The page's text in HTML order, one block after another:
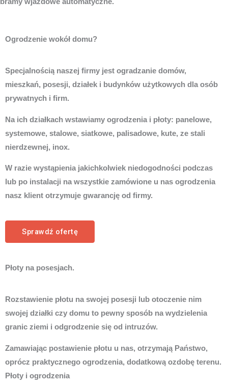
Ogrodzenie wokół domu?
Specjalnością naszej firmy jest ogradzanie domów,
mieszkań, posesji, działek i budynków użytkowych dla osób
prywatnych i firm.
Na ich działkach wstawiamy ogrodzenia i płoty: panelowe,
systemowe, stalowe, siatkowe, palisadowe, kute, ze stali
nierdzewnej, inox.
W razie wystąpienia jakichkolwiek niedogodności podczas
lub po instalacji na wszystkie zamówione u nas ogrodzenia
nasz klient otrzymuje gwarancję od firmy.
Sprawdź ofertę
Płoty na posesjach.
Rozstawienie płotu na swojej posesji lub otoczenie nim
swojej działki czy domu to pewny sposób na wydzielenia
granic ziemi i odgrodzenie się od intruzów.
Zamawiając postawienie płotu u nas, otrzymają Państwo,
oprócz praktycznego ogrodzenia, dodatkową ozdobę terenu.
Płoty i ogrodzenia